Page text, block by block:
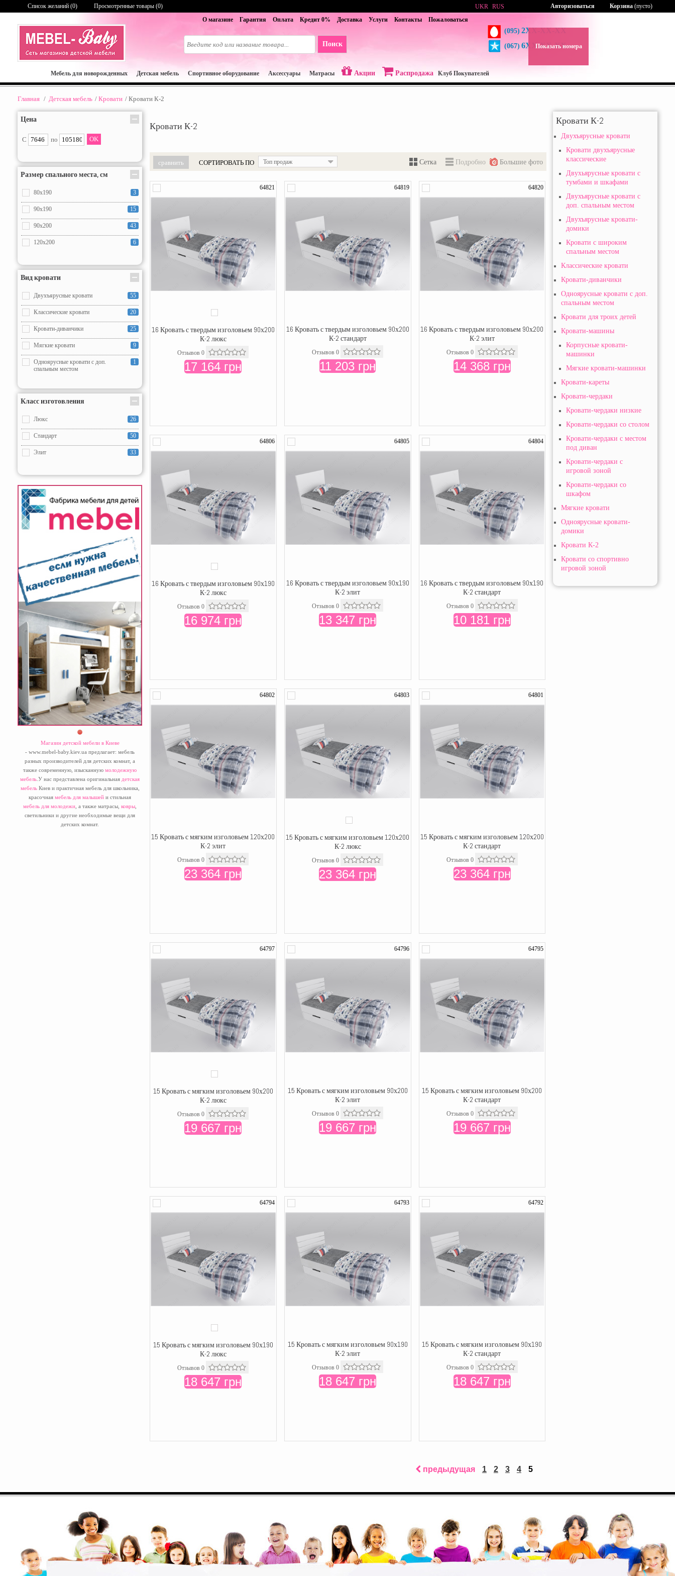
О магазине Гарантия Оплата Кредит 0% Доставка Услуги Контакты Пожаловаться
(095) 2XX-XX-XX
(067) 6XX-XX-XX
Показать номера
UKR RUS
Список желаний (0) Просмотренные товары (0) Корзина (пусто)
Авторизоваться
Мебель для новорожденных Детская мебель Спортивное оборудование Аксессуары Матрасы Акции Распродажа Клуб Покупателей
Главная / Детская мебель / Кровати / Кровати К-2
Цена
С по
Размер спального места, см
80x190 3
90x190 15
90x200 43
120x200 6
Вид кровати
Двухъярусные кровати 55
Классические кровати 20
Кровати-диванчики 25
Мягкие кровати 9
Одноярусные кровати с доп.
спальным местом
1
Класс изготовления
Люкс 26
Стандарт 50
Элит 33
Магазин детской мебели в Киеве
- www.mebel-baby.kiev.ua предлагает: мебель
разных производителей для детских комнат, а
также современную, изысканную молодежную
мебель .У нас представлена оригинальная детская
мебельКиев и практичная мебель для школьника,
красочная мебель для малышей и стильная
мебель для молодежи , а также матрасы, ковры
светильники и другие необходимые вещи для
детских комнат.
Кровати К-2
СОРТИРОВАТЬ ПО Топ продаж Сетка Подробно Большие фото
64821
16 Кровать с твердым изголовьем 90х200
К-2 люкс
Отзывов 0
17 164 грн
64819
16 Кровать с твердым изголовьем 90х200
К-2 стандарт
Отзывов 0
11 203 грн
64820
16 Кровать с твердым изголовьем 90х200
К-2 элит
Отзывов 0
14 368 грн
64806
16 Кровать с твердым изголовьем 90х190
К-2 люкс
Отзывов 0
16 974 грн
64805
16 Кровать с твердым изголовьем 90х190
К-2 элит
Отзывов 0
13 347 грн
64804
16 Кровать с твердым изголовьем 90х190
К-2 стандарт
Отзывов 0
10 181 грн
64802
15 Кровать с мягким изголовьем 120х200
К-2 элит
Отзывов 0
23 364 грн
64803
15 Кровать с мягким изголовьем 120х200
К-2 люкс
Отзывов 0
23 364 грн
64801
15 Кровать с мягким изголовьем 120х200
К-2 стандарт
Отзывов 0
23 364 грн
64797
15 Кровать с мягким изголовьем 90х200
К-2 люкс
Отзывов 0
19 667 грн
64796
15 Кровать с мягким изголовьем 90х200
К-2 элит
Отзывов 0
19 667 грн
64795
15 Кровать с мягким изголовьем 90х200
К-2 стандарт
Отзывов 0
19 667 грн
64794
15 Кровать с мягким изголовьем 90х190
К-2 люкс
Отзывов 0
18 647 грн
64793
15 Кровать с мягким изголовьем 90х190
К-2 элит
Отзывов 0
18 647 грн
64792
15 Кровать с мягким изголовьем 90х190
К-2 стандарт
Отзывов 0
18 647 грн
предыдущая 1 2 3 4 5
Кровати К-2
Двухъярусные кровати
Кровати двухъярусные
классические
Двухьярусные кровати с
тумбами и шкафами
Двухъярусные кровати с
доп. спальным местом
Двухъярусные кровати-
домики
Кровати с широким
спальным местом
Классические кровати
Кровати-диванчики
Одноярусные кровати с доп.
спальным местом
Кровати для троих детей
Кровати-машины
Корпусные кровати-
машинки
Мягкие кровати-машинки
Кровати-кареты
Кровати-чердаки
Кровати-чердаки низкие
Кровати-чердаки со столом
Кровати-чердаки с местом
под диван
Кровати-чердаки с
игровой зоной
Кровати-чердаки со
шкафом
Мягкие кровати
Одноярусные кровати-
домики
Кровати К-2
Кровати со спортивно
игровой зоной